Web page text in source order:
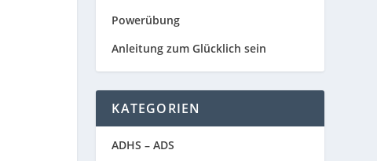
Powerübung
Anleitung zum Glücklich sein
KATEGORIEN
ADHS – ADS